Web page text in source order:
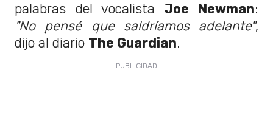
palabras del vocalista Joe Newman:
"No pensé que saldríamos adelante",
dijo al diario The Guardian.